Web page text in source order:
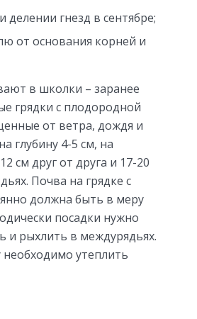
делении гнезд в сентябре;
от основания корней и
в школки – заранее
грядки с плодородной
от ветра, дождя и
глубину 4-5 см, на
см друг от друга и 17-20
Почва на грядке с
должна быть в меру
посадки нужно
и рыхлить в междурядьях.
необходимо утеплить